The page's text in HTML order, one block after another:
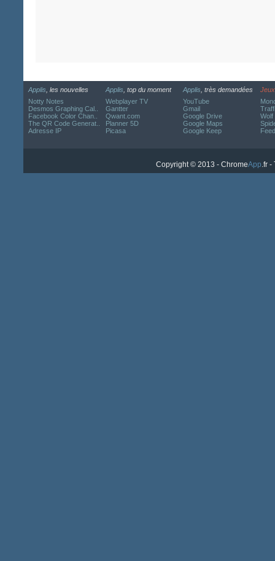
Applis , les nouvelles
Notty Notes
Desmos Graphing Cal..
Facebook Color Chan..
The QR Code Generat..
Adresse IP
Applis , top du moment
Webplayer TV
Gantter
Qwant.com
Planner 5D
Picasa
Applis , très demandées
YouTube
Gmail
Google Drive
Google Maps
Google Keep
Jeux
Wolf
Copyright © 2013 - ChromeApp.fr -